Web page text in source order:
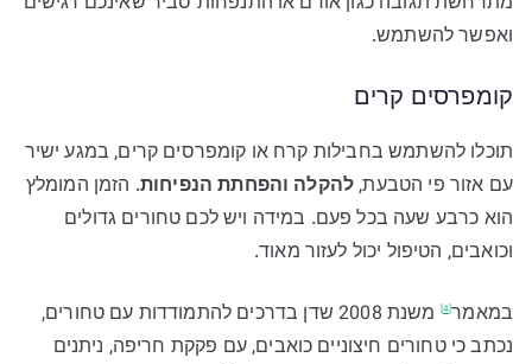
ואפשר להשתמש.
קומפרסים קרים
תוכלו להשתמש בחבילות קרח או קומפרסים קרים, במגע ישיר
עם אזור פי הטבעת,להקלה והפחתת הנפיחות. הזמן המומלץ
הוא כרבע שעה בכל פעם. במידה ויש לכם טחורים גדולים
וכואבים, הטיפול יכול לעזור מאוד.
במאמר[4]
משנת 2008 שדן בדרכים להתמודדות עם טחורים,
נכתב כי טחורים חיצוניים כואבים, עם פקקת חריפה, ניתנים